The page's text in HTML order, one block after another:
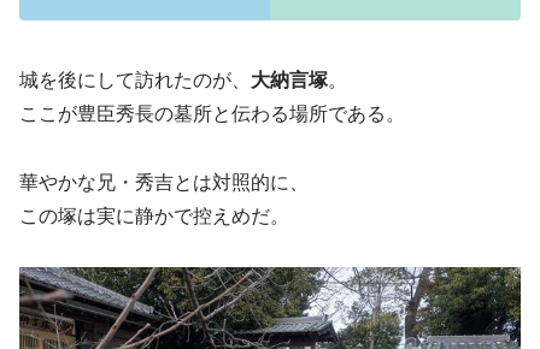
城を後にして訪れたのが、 大納言塚。
ここが豊臣秀長の墓所と伝わる場所である。
華やかな兄・秀吉とは対照的に、
この塚は実に静かで控えめだ。